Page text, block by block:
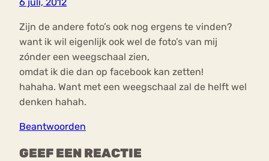
Zijn de andere foto’s ook nog ergens te vinden?
want ik wil eigenlijk ook wel de foto’s van mij
zónder een weegschaal zien,
omdat ik die dan op facebook kan zetten!
hahaha. Want met een weegschaal zal de helft wel
denken hahah.
Beantwoorden
GEEF EEN REACTIE